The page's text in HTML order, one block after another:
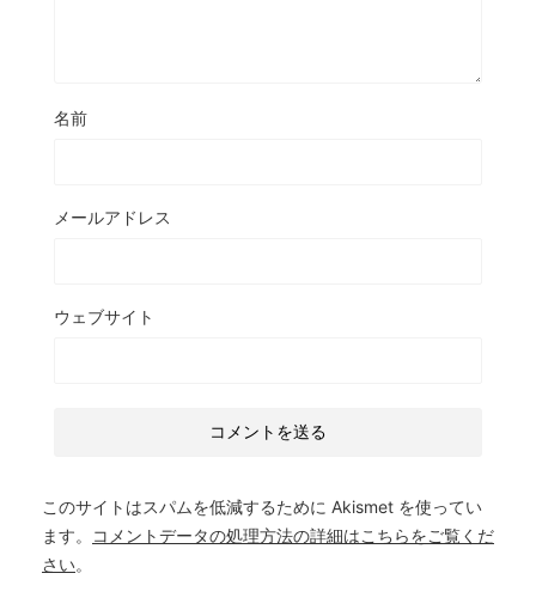
名前
メールアドレス
ウェブサイト
このサイトはスパムを低減するために Akismet を使ってい
ます。
コメントデータの処理方法の詳細はこちらをご覧くだ
さい。